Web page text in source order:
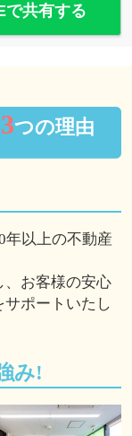
で共有する
3つの理由
年以上の不動産
、お客様の安心
サポートいたし
み!